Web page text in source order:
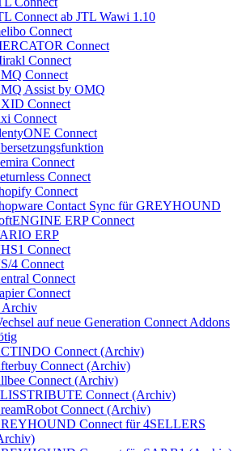
Connect ab JTL Wawi 1.10
Connect
Connect
Connect
Connect
Assist by OMQ
Connect
Connect
Connect
Connect
Connect
Connect
Contact Sync für GREYHOUND
ERP Connect
ERP
Connect
4 Connect
Connect
Connect
Archiv
auf neue Generation Connect Addons
Connect (Archiv)
Connect (Archiv)
Connect (Archiv)
Connect (Archiv)
Connect (Archiv)
Connect für 4SELLERS